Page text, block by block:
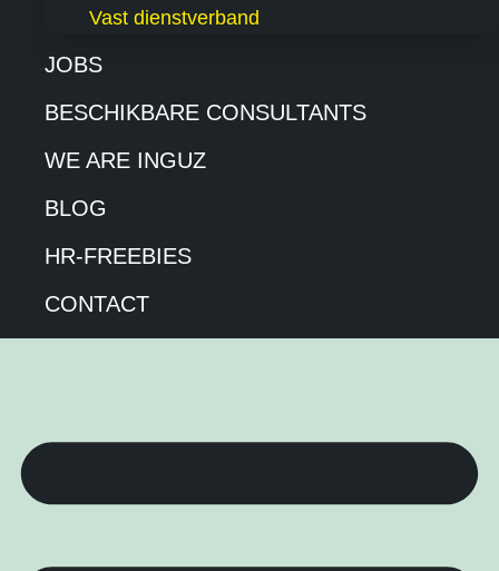
Vast dienstverband
JOBS
BESCHIKBARE CONSULTANTS
WE ARE INGUZ
BLOG
HR-FREEBIES
CONTACT